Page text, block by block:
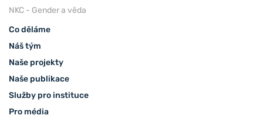
NKC - Gender a věda
Co děláme
Náš tým
Naše projekty
Naše publikace
Služby pro instituce
Pro média